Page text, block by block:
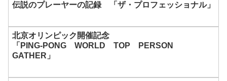
伝説のプレーヤーの記録 「ザ・プロフェッショナル」
北京オリンピック開催記念
「PING‐PONG WORLD TOP PERSON
GATHER」